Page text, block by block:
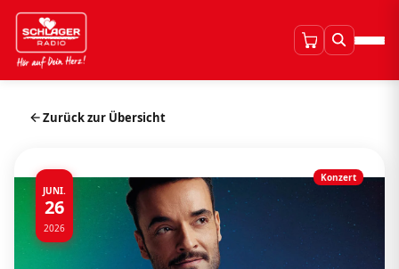
Zurück zur Übersicht
JUNI.
26
2026
Konzert